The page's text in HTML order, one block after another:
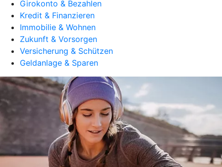
Girokonto & Bezahlen
Kredit & Finanzieren
Immobilie & Wohnen
Zukunft & Vorsorgen
Versicherung & Schützen
Geldanlage & Sparen